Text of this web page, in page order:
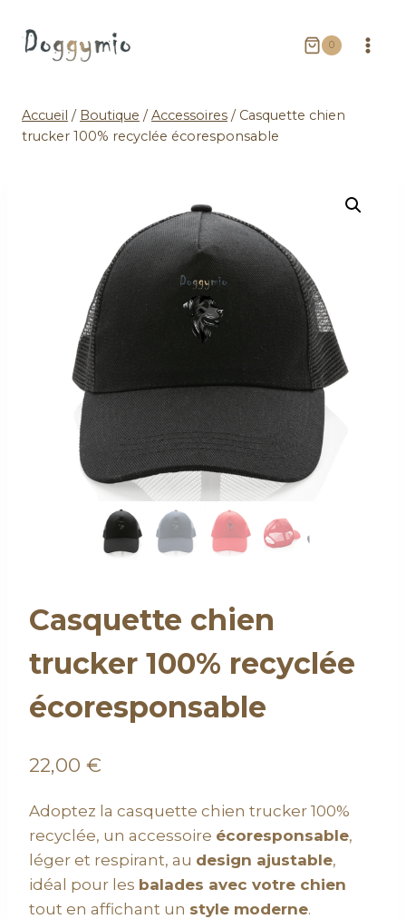
0
Accueil / Boutique / Accessoires / Casquette chien
trucker 100% recyclée écoresponsable
Casquette chien
trucker 100% recyclée
écoresponsable
22,00 €
Adoptez la casquette chien trucker 100%
recyclée, un accessoire écoresponsable,
léger et respirant, au design ajustable,
idéal pour les balades avec votre chien
tout en affichant un style moderne.